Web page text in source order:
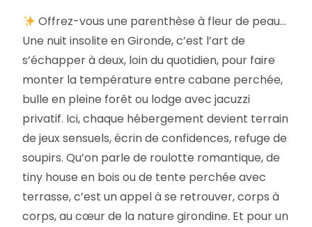
Offrez-vous une parenthèse à fleur de peau…
Une nuit insolite en Gironde, c’est l’art de
s’échapper à deux, loin du quotidien, pour faire
monter la température entre cabane perchée,
bulle en pleine forêt ou lodge avec jacuzzi
privatif. Ici, chaque hébergement devient terrain
de jeux sensuels, écrin de confidences, refuge de
soupirs. Qu’on parle de roulotte romantique, de
tiny house en bois ou de tente perchée avec
terrasse, c’est un appel à se retrouver, corps à
corps, au cœur de la nature girondine. Et pour un